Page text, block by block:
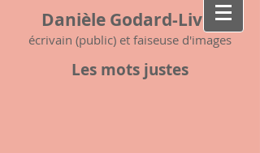
Danièle Godard-Livet
écrivain (public) et faiseuse d'images
Les mots justes